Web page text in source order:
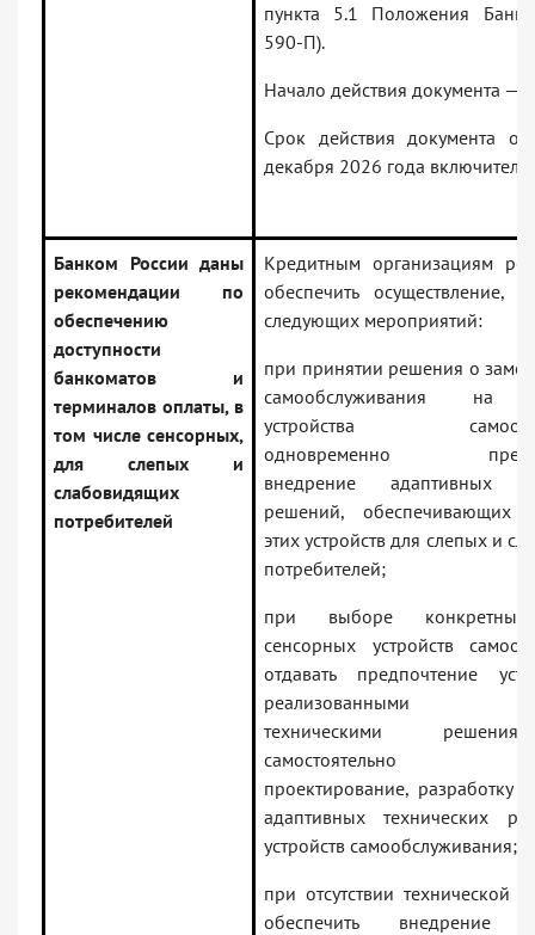
пункта 5.1 Положения
590-П).
Начало действия документа —
Срок действия документа
декабря 2026 года
Банком России даны
рекомендации по
обеспечению
доступности
банкоматов и
терминалов оплаты, в
том числе сенсорных,
для слепых и
слабовидящих
потребителей
Кредитным организациям
обеспечить осуществление, в
следующих мероприятий:
при принятии решения о
самообслуживания на
устройства
одновременно
внедрение адаптивных
решений, обеспечивающих
этих устройств для слепых и
потребителей;
при выборе
сенсорных устройств
отдавать предпочтение
реализованными
техническими
самостоятельно
проектирование, разработку
адаптивных технических
устройств самообслуживания;
при отсутствии технической
обеспечить внедрение